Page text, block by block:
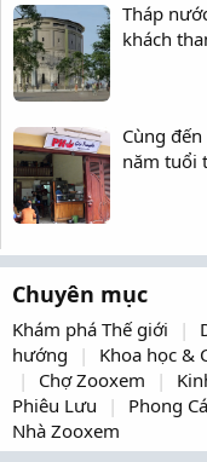
Tháp
khách
Cùng
năm tuổi
Chuyên mục
Khám phá Thế giới
hướng
Khoa học &
Chợ Zooxem
Phiêu Lưu
Phong
Nhà Zooxem